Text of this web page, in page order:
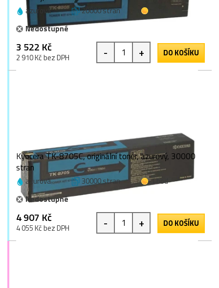
azurová 20000 stran
Nedostupné
3 522 Kč
2 910 Kč bez DPH - + DO KOŠÍKU
Kyocera TK-8705C, originální toner, azurový, 30000
stran
azurová 30000 stran
1 bod
Nedostupné
4 907 Kč
4 055 Kč bez DPH - + DO KOŠÍKU